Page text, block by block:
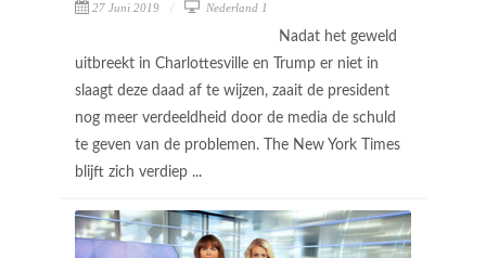
27 Juni 2019 Nederland 1
Nadat het geweld
uitbreekt in Charlottesville en Trump er niet in
slaagt deze daad af te wijzen, zaait de president
nog meer verdeeldheid door de media de schuld
te geven van de problemen. The New York Times
blijft zich verdiep ...